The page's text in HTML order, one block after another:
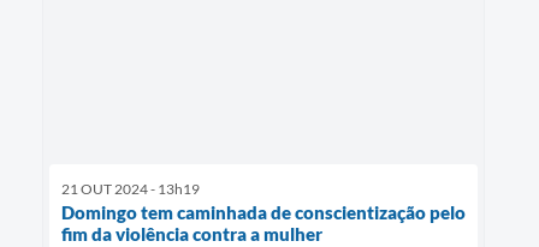
21 OUT 2024 - 13h19
Domingo tem caminhada de conscientização pelo
fim da violência contra a mulher